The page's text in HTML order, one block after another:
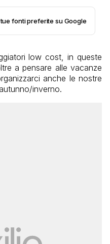
fonti preferite su Google
low cost, in queste
a pensare alle vacanze
anche le nostre
inverno.